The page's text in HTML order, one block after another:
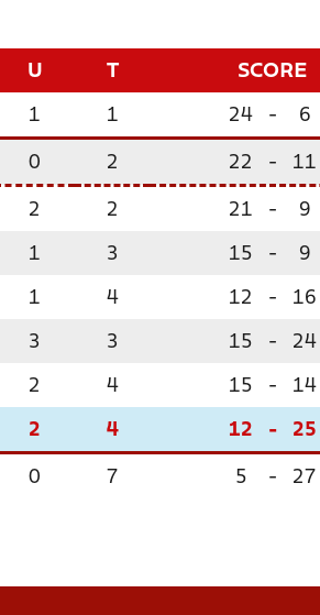
U T SCORE
1 1 24 - 6
0 2 22 - 11
2 2 21 - 9
1 3 15 - 9
1 4 12 - 16
3 3 15 - 24
2 4 15 - 14
2 4 12 - 25
0 7 5 - 27